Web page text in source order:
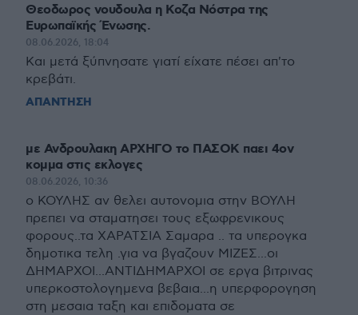
Θεοδωρος νουδουλα η Κοζα Νόστρα της
Ευρωπαϊκής Ένωσης.
08.06.2026, 18:04
Και μετά ξύπνησατε γιατί είχατε πέσει απ'το
κρεβάτι.
ΑΠΑΝΤΗΣΗ
με Ανδρουλακη ΑΡΧΗΓΟ το ΠΑΣΟΚ παει 4ον
κομμα στις εκλογες
08.06.2026, 10:36
ο ΚΟΥΛΗΣ αν θελει αυτονομια στην ΒΟΥΛΗ
πρεπει να σταματησει τους εξωφρενικους
φορους..τα ΧΑΡΑΤΣΙΑ Σαμαρα .. τα υπερογκα
δημοτικα τελη .για να βγαζουν ΜΙΖΕΣ...οι
ΔΗΜΑΡΧΟΙ...ΑΝΤΙΔΗΜΑΡΧΟΙ σε εργα βιτρινας
υπερκοστολογημενα βεβαια...η υπερφορογηση
στη μεσαια ταξη και επιδοματα σε